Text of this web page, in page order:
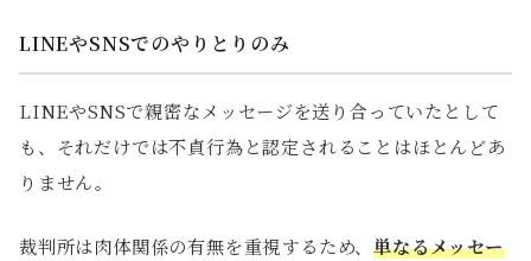
LINEやSNSでのやりとりのみ
LINEやSNSで親密なメッセージを送り合っていたとして
も、それだけでは不貞行為と認定されることはほとんどあ
りません。
裁判所は肉体関係の有無を重視するため、単なるメッセー